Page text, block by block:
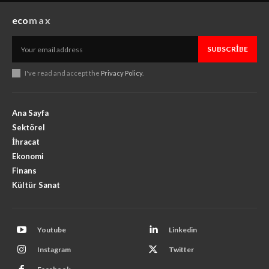
ecomax
SUBSCRIBE
I've read and accept the Privacy Policy.
Ana Sayfa
Sektörel
İhracat
Ekonomi
Finans
Kültür Sanat
Youtube Linkedin
Instagram Twitter